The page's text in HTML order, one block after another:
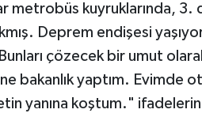
metrobüs kuyruklarında, 3.
Deprem endişesi
çözecek bir umut
bakanlık yaptım. Evimde
yanına koştum."